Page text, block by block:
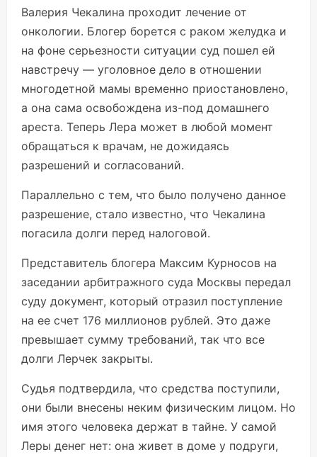
Валерия Чекалина проходит лечение от
онкологии. Блогер борется с раком желудка и
на фоне серьезности ситуации суд пошел ей
навстречу — уголовное дело в отношении
многодетной мамы временно приостановлено,
а она сама освобождена из-под домашнего
ареста. Теперь Лера может в любой момент
обращаться к врачам, не дожидаясь
разрешений и согласований.
Параллельно с тем, что было получено данное
разрешение, стало известно, что Чекалина
погасила долги перед налоговой.
Представитель блогера Максим Курносов на
заседании арбитражного суда Москвы передал
суду документ, который отразил поступление
на ее счет 176 миллионов рублей. Это даже
превышает сумму требований, так что все
долги Лерчек закрыты.
Судья подтвердила, что средства поступили,
они были внесены неким физическим лицом. Но
имя этого человека держат в тайне. У самой
Леры денег нет: она живет в доме у подруги,